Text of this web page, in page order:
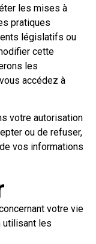
les mises à
pratiques
législatifs ou
cette
les
accédez à
votre autorisation
ou de refuser,
vos informations
votre vie
utilisant les